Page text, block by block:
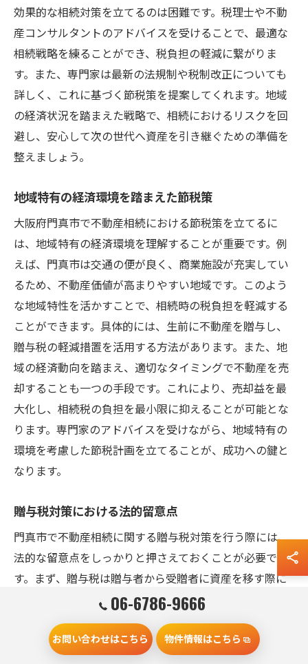
効果的な相続対策を立てるのは困難です。税理士や不動
産コンサルタントのアドバイスを受けることで、最適な
相続戦略を練ることができ、税負担の軽減に繋がりま
す。また、専門家は最新の法規制や税制改正についても
詳しく、これに基づく節税策を提案してくれます。地域
の経済状況を踏まえた戦略で、相続におけるリスクを回
避し、安心して次の世代へ資産を引き継ぐための準備を
整えましょう。
地域特有の経済環境を踏まえた節税策
大阪府門真市で不動産相続における節税策を立てるに
は、地域特有の経済環境を理解することが重要です。例
えば、門真市は交通の便が良く、商業施設が充実してい
るため、不動産価値が高まりやすい地域です。このよう
な地域特性を活かすことで、相続時の税負担を軽減する
ことができます。具体的には、生前に不動産を贈与し、
贈与税の軽減措置を活用する方法があります。また、地
域の経済動向を踏まえ、適切なタイミングで不動産を売
却することも一つの手段です。これにより、売却益を最
大化し、相続税の負担を最小限に抑えることが可能とな
ります。専門家のアドバイスを受けながら、地域特有の
環境を考慮した節税計画を立てることが、成功への鍵と
なります。
贈与税対策における法的留意点
門真市で不動産相続に関する贈与税対策を行う際には、
法的な留意点をしっかりと押さえておくことが必要で
す。まず、贈与税は贈与者から受贈者に資産を移す際に
発生する税金です。そのため、受贈者が課税対象となる
求められます。また、贈与税には非課税枠が設定されて
おり、この枠を活用することで税負担を軽減することが
06-6786-9666
お問い合わせはこちら 物件情報はこちら